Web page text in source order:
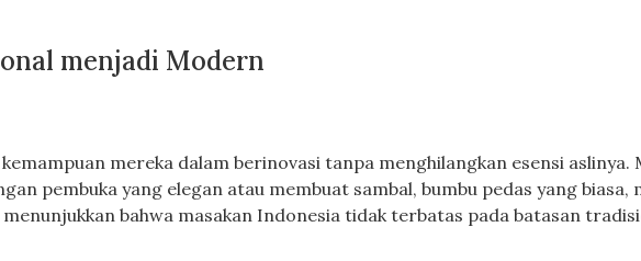
menjadi Modern
kemampuan mereka dalam berinovasi tanpa menghilangkan esensi aslinya.
pembuka yang elegan atau membuat sambal, bumbu pedas yang
bahwa masakan Indonesia tidak terbatas pada batasan